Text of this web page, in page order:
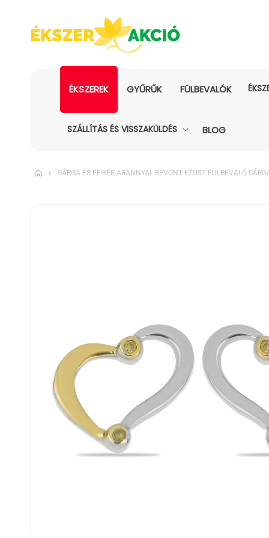
ÉKSZEREK GYŰRŰK FÜLBEVALÓK
SZÁLLÍTÁS ÉS VISSZAKÜLDÉS BLOG
› SÁRGA ÉS FEHÉR ARANNYAL BEVONT EZÜST FÜLBEVALÓ